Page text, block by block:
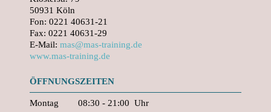
50931 Köln
Fon: 0221 40631-21
Fax: 0221 40631-29
E-Mail: mas@mas-training.de
www.mas-training.de
ÖFFNUNGSZEITEN
Montag 08:30 - 21:00 Uhr